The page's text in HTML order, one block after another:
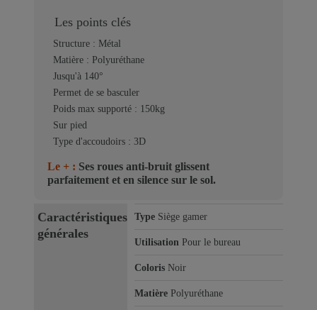
Les points clés
Structure : Métal
Matière : Polyuréthane
Jusqu'à 140°
Permet de se basculer
Poids max supporté : 150kg
Sur pied
Type d'accoudoirs : 3D
Le + : Ses roues anti-bruit glissent
parfaitement et en silence sur le sol.
Caractéristiques
générales
Type Siège gamer
Utilisation Pour le bureau
Coloris Noir
Matière Polyuréthane